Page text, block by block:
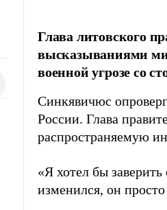
Глава литовского
высказываниями
военной угрозе со
Синкявичюс
России. Глава
распространяемую
«Я хотел бы
изменился, он